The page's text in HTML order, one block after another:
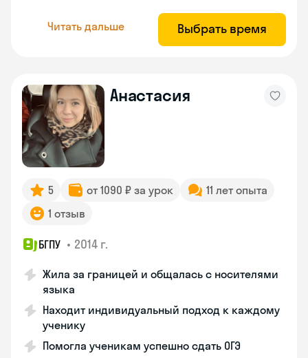
Читать дальше Выбрать время
Анастасия
5 от 1090 ₽ за урок
11 лет опыта
1 отзыв
БГПУ • 2014 г.
Жила за границей и общалась с носителями
языка
Находит индивидуальный подход к каждому
ученику
Помогла ученикам успешно сдать ОГЭ